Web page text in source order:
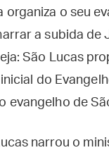
organiza o seu
a subida
São Lucas
do
evangelho de
narrou o